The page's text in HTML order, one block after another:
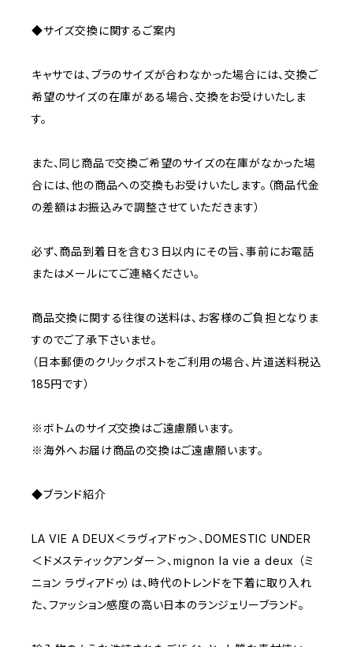
◆サイズ交換に関するご案内
キャサでは、ブラのサイズが合わなかった場合には、交換ご
希望のサイズの在庫がある場合、交換をお受けいたしま
す。
また、同じ商品で交換ご希望のサイズの在庫がなかった場
合には、他の商品への交換もお受けいたします。（商品代金
の差額はお振込みで調整させていただきます）
必ず、商品到着日を含む３日以内にその旨、事前にお電話
またはメールにてご連絡ください。
商品交換に関する往復の送料は、お客様のご負担となりま
すのでご了承下さいませ。
（日本郵便のクリックポストをご利用の場合、片道送料税込
185円です）
※ボトムのサイズ交換はご遠慮願います。
※海外へお届け商品の交換はご遠慮願います。
◆ブランド紹介
LA VIE A DEUX＜ラヴィアドゥ＞、DOMESTIC UNDER
＜ドメスティックアンダー＞、mignon la vie a deux （ミ
ニョン ラヴィアドゥ）は、時代のトレンドを下着に取り入れ
た、ファッション感度の高い日本のランジェリーブランド。